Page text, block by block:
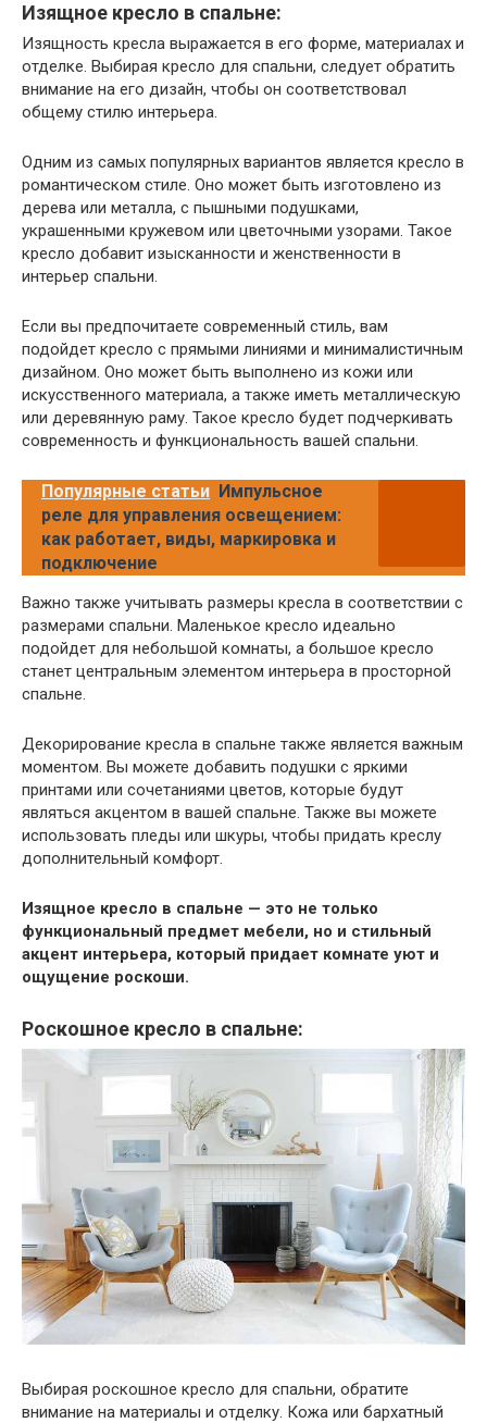
Изящное кресло в спальне:
Изящность кресла выражается в его форме, материалах и
отделке. Выбирая кресло для спальни, следует обратить
внимание на его дизайн, чтобы он соответствовал
общему стилю интерьера.
Одним из самых популярных вариантов является кресло в
романтическом стиле. Оно может быть изготовлено из
дерева или металла, с пышными подушками,
украшенными кружевом или цветочными узорами. Такое
кресло добавит изысканности и женственности в
интерьер спальни.
Если вы предпочитаете современный стиль, вам
подойдет кресло с прямыми линиями и минималистичным
дизайном. Оно может быть выполнено из кожи или
искусственного материала, а также иметь металлическую
или деревянную раму. Такое кресло будет подчеркивать
современность и функциональность вашей спальни.
Популярные статьи Импульсное
реле для управления освещением:
как работает, виды, маркировка и
подключение
Важно также учитывать размеры кресла в соответствии с
размерами спальни. Маленькое кресло идеально
подойдет для небольшой комнаты, а большое кресло
станет центральным элементом интерьера в просторной
спальне.
Декорирование кресла в спальне также является важным
моментом. Вы можете добавить подушки с яркими
принтами или сочетаниями цветов, которые будут
являться акцентом в вашей спальне. Также вы можете
использовать пледы или шкуры, чтобы придать креслу
дополнительный комфорт.
Изящное кресло в спальне — это не только
функциональный предмет мебели, но и стильный
акцент интерьера, который придает комнате уют и
ощущение роскоши.
Роскошное кресло в спальне:
Выбирая роскошное кресло для спальни, обратите
внимание на материалы и отделку. Кожа или бархатный